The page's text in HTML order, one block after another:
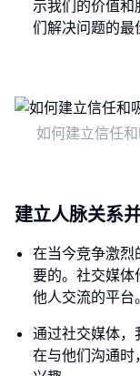
示我们的价值和
们解决问题的最
如何建立信任
建立人脉关系
在当今竞争激烈
要的。社交媒体
他人交流的平台。
通过社交媒体，
在与他们沟通时